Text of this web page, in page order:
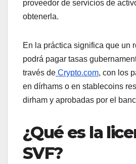
proveedor de servicios de
obtenerla.
En la práctica significa que un
podrá pagar tasas
través de Crypto.com, con los
en dírhams o en stablecoins
dirham y aprobadas por el
¿Qué es la
SVF?